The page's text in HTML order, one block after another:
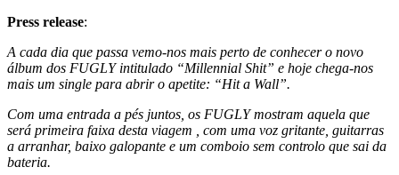
Press release:
A cada dia que passa vemo-nos mais perto de conhecer o novo
álbum dos FUGLY intitulado “Millennial Shit” e hoje chega-nos
mais um single para abrir o apetite: “Hit a Wall”.
Com uma entrada a pés juntos, os FUGLY mostram aquela que
será primeira faixa desta viagem , com uma voz gritante, guitarras
a arranhar, baixo galopante e um comboio sem controlo que sai da
bateria.